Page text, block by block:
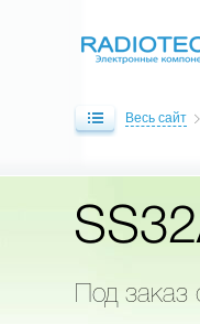
Весь сайт
Под